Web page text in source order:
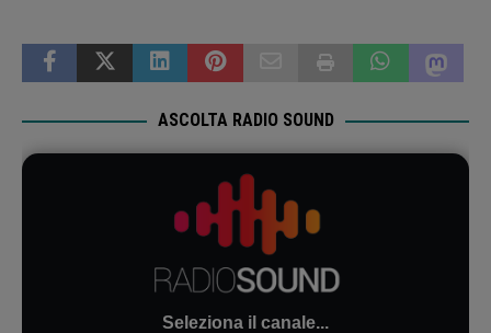
ASCOLTA RADIO SOUND
Seleziona il canale...